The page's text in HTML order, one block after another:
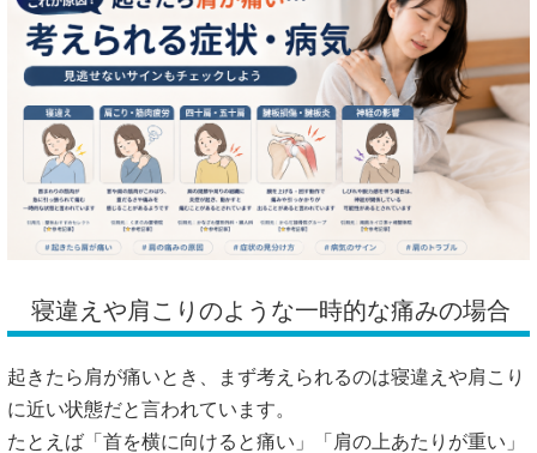
寝違えや肩こりのような一時的な痛みの場合
起きたら肩が痛いとき、まず考えられるのは寝違えや肩こり
に近い状態だと言われています。
たとえば「首を横に向けると痛い」「肩の上あたりが重い」